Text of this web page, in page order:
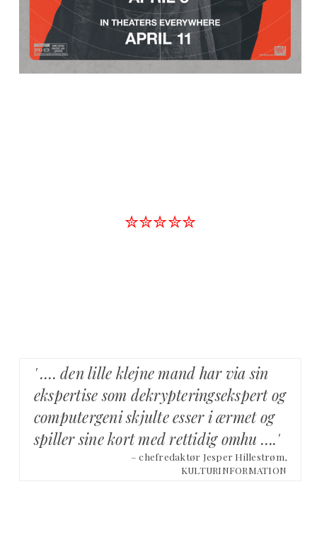
✮✮✮✮✮
' …. den lille klejne mand har via sin
ekspertise som dekrypteringsekspert og
computergeni skjulte esser i ærmet og
spiller sine kort med rettidig omhu ….'
– chefredaktør Jesper Hillestrøm,
KULTURINFORMATION